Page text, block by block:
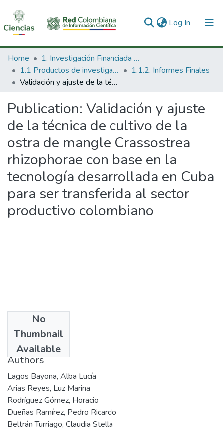
Log In (current)
Communities & Collections
All of DSpace
Home
1. Investigación Financiada con Recursos Públicos
1.1 Productos de investigación
1.1.2. Informes Finales
Validación y ajuste de la técnica de cultivo de la ostra de mangle Crassostrea rhizophorae con base en la tecnología desarrollada en Cuba para ser transferida al sector productivo colombiano
Publication: Validación y ajuste
de la técnica de cultivo de la
ostra de mangle Crassostrea
rhizophorae con base en la
tecnología desarrollada en Cuba
para ser transferida al sector
productivo colombiano
No
Thumbnail
Available
1999
Authors
Lagos Bayona, Alba Lucía
Arias Reyes, Luz Marina
Rodríguez Gómez, Horacio
Dueñas Ramírez, Pedro Ricardo
Beltrán Turriago, Claudia Stella